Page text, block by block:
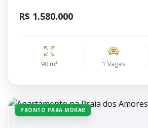
R$ 1.580.000
90 m² 1 Vagas
PRONTO PARA MORAR